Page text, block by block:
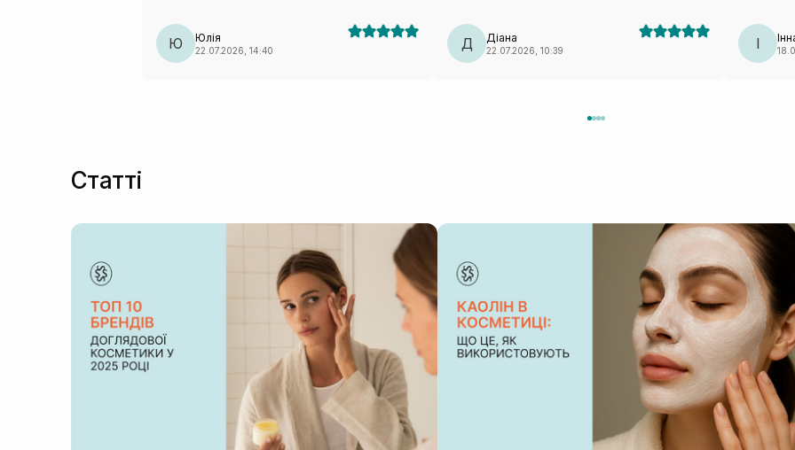
сироватку). Окремий лайк за упаковку, усі засоби
цієї ТМ виглядають на мільйон✨✨✨
Ю Юлія
22.07.2026, 14:40 Д Діана
22.07.2026, 10:39 І
Статті